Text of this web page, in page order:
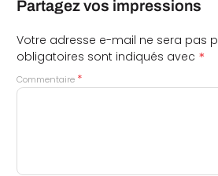
Partagez vos impressions
Votre adresse e-mail ne sera pas
obligatoires sont indiqués avec *
Commentaire *